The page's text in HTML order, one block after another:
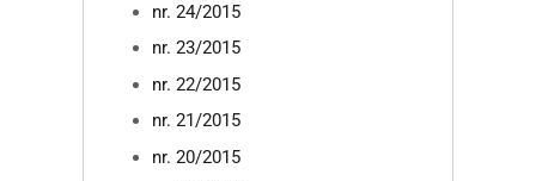
nr. 24/2015
nr. 23/2015
nr. 22/2015
nr. 21/2015
nr. 20/2015